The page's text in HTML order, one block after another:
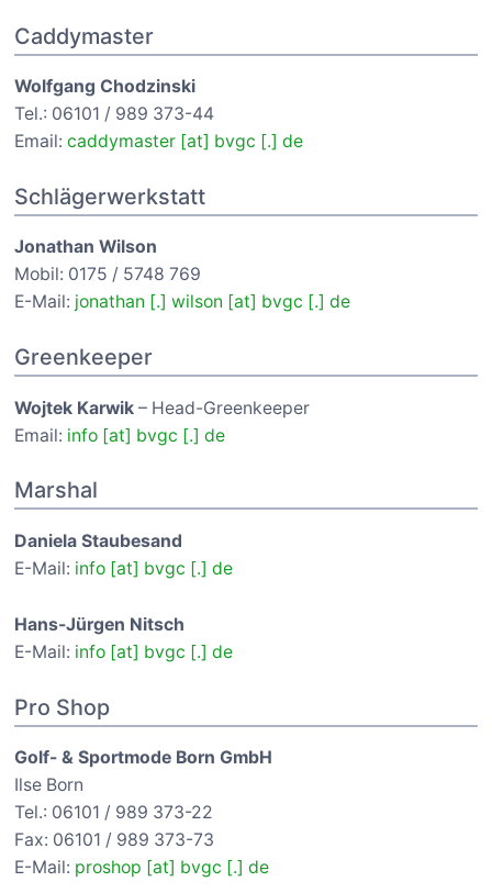
Caddymaster
Wolfgang Chodzinski
Tel.: 06101 / 989 373-44
Email:caddymaster [at] bvgc [.] de
Schlägerwerkstatt
Jonathan Wilson
Mobil: 0175 / 5748 769
E-Mail: jonathan [.] wilson [at] bvgc [.] de
Greenkeeper
Wojtek Karwik – Head-Greenkeeper
Email: info [at] bvgc [.] de
Marshal
Daniela Staubesand
E-Mail: info [at] bvgc [.] de
Hans-Jürgen Nitsch
E-Mail: info [at] bvgc [.] de
Pro Shop
Golf- & Sportmode Born GmbH
Ilse Born
Tel.: 06101 / 989 373-22
Fax: 06101 / 989 373-73
E-Mail: proshop [at] bvgc [.] de